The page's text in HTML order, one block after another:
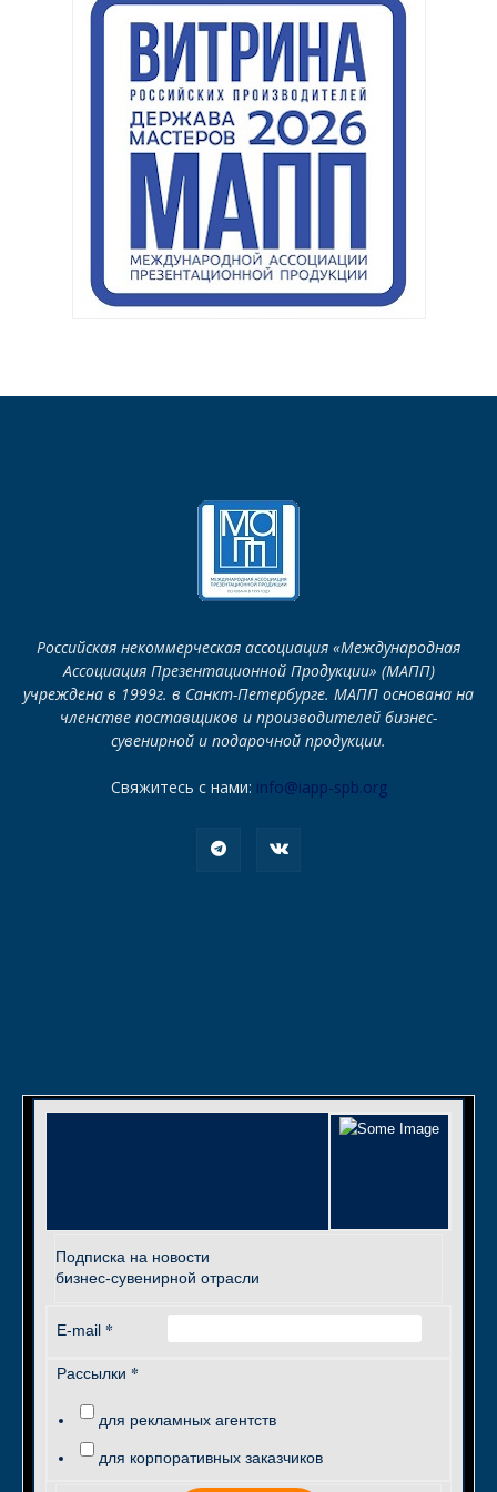
Российская некоммерческая ассоциация «Международная
Ассоциация Презентационной Продукции» (МАПП)
учреждена в 1999г. в Санкт-Петербурге. МАПП основана на
членстве поставщиков и производителей бизнес-
сувенирной и подарочной продукции.
Свяжитесь с нами: info@iapp-spb.org
Подписка на новости
бизнес-сувенирной отрасли
E-mail *
Рассылки *
для рекламных агентств
для корпоративных заказчиков